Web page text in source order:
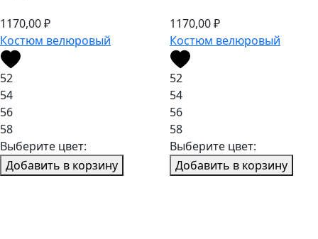
1170,00₽
Костюм велюровый
52
54
56
58
Выберите цвет:
Добавить в корзину
1170,00₽
Костюм велюровый
52
54
56
58
Выберите цвет:
Добавить в корзину